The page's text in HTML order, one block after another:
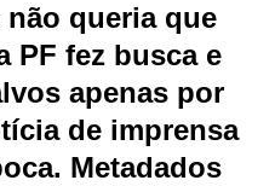
queria que
PF fez busca e
apenas por
de imprensa
Metadados